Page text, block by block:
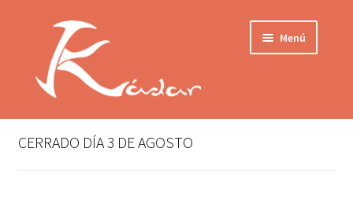
navegación
contenido
Menú
INICIO
CERRADO DÍA 3 DE AGOSTO